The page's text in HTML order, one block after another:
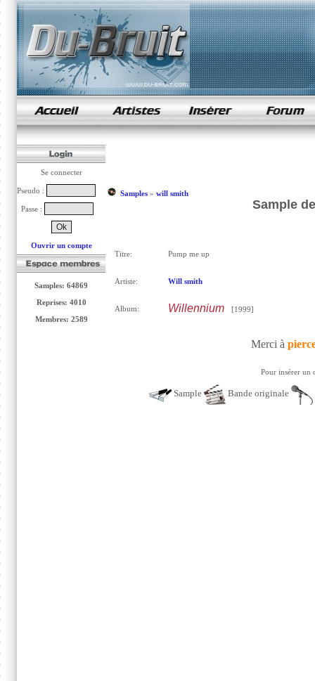
samples de rap
Se connecter
Pseudo :
Passe :
Ouvrir un compte
Samples: 64869
Reprises: 4010
Membres: 2589
Samples» will smith
Sample
Titre: Pump me up
Artiste: Will smith
Album: Willennium [1999]
Merci à
Pour insérer un
Sample Bande originale